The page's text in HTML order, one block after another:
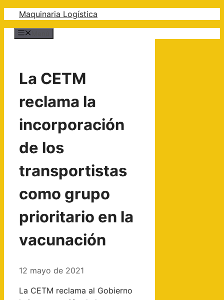
Saltar
al
contenido
Maquinaria Logística
La CETM
reclama la
incorporación
de los
transportistas
como grupo
prioritario en la
vacunación
12 mayo de 2021
La CETM reclama al Gobierno